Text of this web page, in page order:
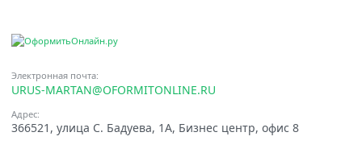
Электронная почта:
URUS-MARTAN@OFORMITONLINE.RU
Адрес:
366521, улица С. Бадуева, 1А, Бизнес центр, офис 8